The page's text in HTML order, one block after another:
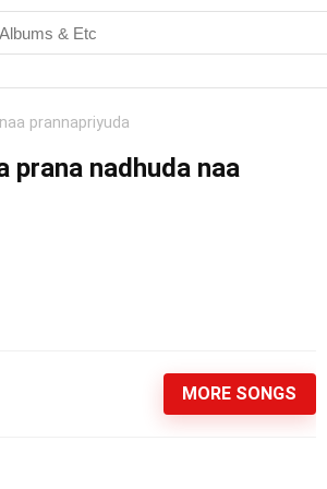
prannapriyuda
nadhuda naa
MORE SONGS